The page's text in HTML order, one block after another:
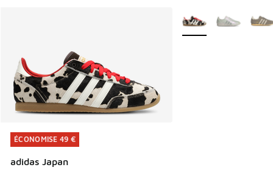
ÉCONOMISE 49 €
adidas Japan
ÉCONOMISE 49 €
Plus de couleurs